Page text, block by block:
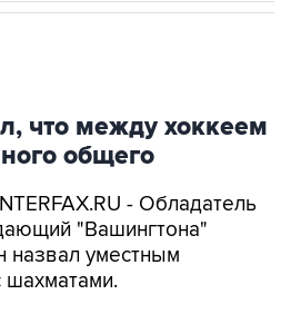
что между хоккеем
общего
- Обладатель
"Вашингтона"
назвал уместным
шахматами.